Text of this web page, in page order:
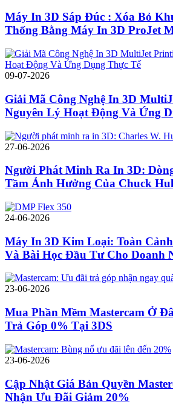
Máy In 3D Sáp Đúc : Xóa Bỏ
Thống Bằng Máy In 3D ProJet
09-07-2026
Giải Mã Công Nghệ In 3D
Nguyên Lý Hoạt Động Và Ứng
27-06-2026
Người Phát Minh Ra In 3D:
Tầm Ảnh Hưởng Của Chuck Hul
24-06-2026
Máy In 3D Kim Loại: Toàn
Và Bài Học Đầu Tư Cho Doanh
23-06-2026
Mua Phần Mềm Mastercam Ở
Trả Góp 0% Tại 3DS
23-06-2026
Cập Nhật Giá Bản Quyền
Nhận Ưu Đãi Giảm 20%